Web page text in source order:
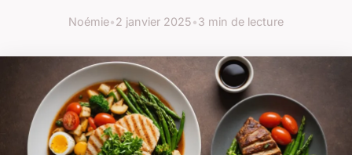
Noémie•2 janvier 2025•3 min de lecture